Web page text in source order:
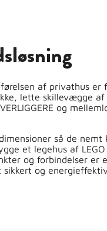
af privathus
lette skillevægge af
og
så de
et legehus af
og forbindelser er
og